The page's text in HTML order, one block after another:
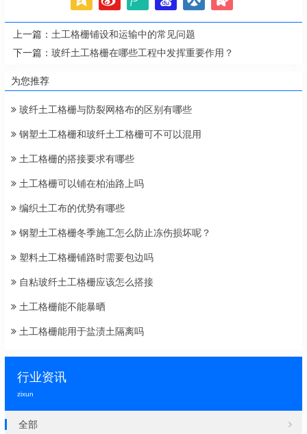
上一篇： 土工格栅铺设和运输中的常见问题
下一篇： 玻纤土工格栅在哪些工程中发挥重要作用？
为您推荐
玻纤土工格栅与防裂网格布的区别有哪些
钢塑土工格栅和玻纤土工格栅可不可以混用
土工格栅的搭接要求有哪些
土工格栅可以铺在柏油路上吗
编织土工布的优势有哪些
钢塑土工格栅冬季施工怎么防止冻伤损坏呢？
塑料土工格栅铺路时需要包边吗
自粘玻纤土工格栅应该怎么搭接
土工格栅能不能暴晒
土工格栅能用于盐渍土隔离吗
行业资讯
zixun
全部